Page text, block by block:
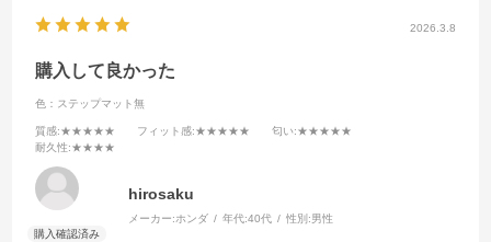
2026.3.8
購入して良かった
色：ステップマット無
質感:★★★★★ フィット感:★★★★★ 匂い:★★★★★
耐久性:★★★★
hirosaku
メーカー:ホンダ 年代:40代 性別:男性